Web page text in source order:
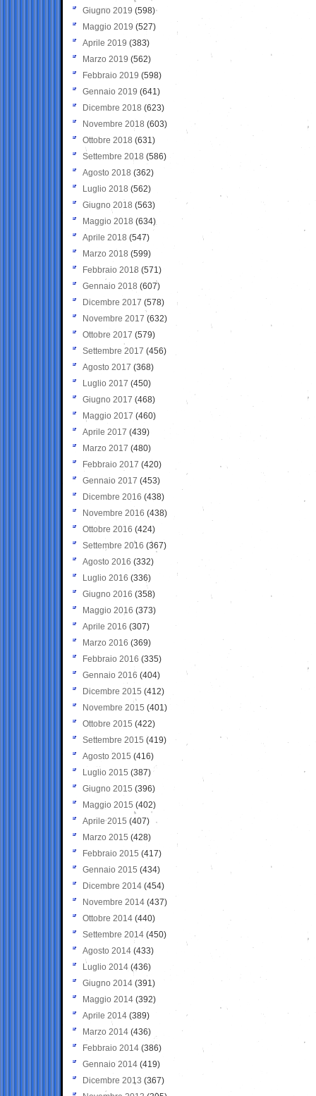
Giugno 2019 (598)
Maggio 2019 (527)
Aprile 2019 (383)
Marzo 2019 (562)
Febbraio 2019 (598)
Gennaio 2019 (641)
Dicembre 2018 (623)
Novembre 2018 (603)
Ottobre 2018 (631)
Settembre 2018 (586)
Agosto 2018 (362)
Luglio 2018 (562)
Giugno 2018 (563)
Maggio 2018 (634)
Aprile 2018 (547)
Marzo 2018 (599)
Febbraio 2018 (571)
Gennaio 2018 (607)
Dicembre 2017 (578)
Novembre 2017 (632)
Ottobre 2017 (579)
Settembre 2017 (456)
Agosto 2017 (368)
Luglio 2017 (450)
Giugno 2017 (468)
Maggio 2017 (460)
Aprile 2017 (439)
Marzo 2017 (480)
Febbraio 2017 (420)
Gennaio 2017 (453)
Dicembre 2016 (438)
Novembre 2016 (438)
Ottobre 2016 (424)
Settembre 2016 (367)
Agosto 2016 (332)
Luglio 2016 (336)
Giugno 2016 (358)
Maggio 2016 (373)
Aprile 2016 (307)
Marzo 2016 (369)
Febbraio 2016 (335)
Gennaio 2016 (404)
Dicembre 2015 (412)
Novembre 2015 (401)
Ottobre 2015 (422)
Settembre 2015 (419)
Agosto 2015 (416)
Luglio 2015 (387)
Giugno 2015 (396)
Maggio 2015 (402)
Aprile 2015 (407)
Marzo 2015 (428)
Febbraio 2015 (417)
Gennaio 2015 (434)
Dicembre 2014 (454)
Novembre 2014 (437)
Ottobre 2014 (440)
Settembre 2014 (450)
Agosto 2014 (433)
Luglio 2014 (436)
Giugno 2014 (391)
Maggio 2014 (392)
Aprile 2014 (389)
Marzo 2014 (436)
Febbraio 2014 (386)
Gennaio 2014 (419)
Dicembre 2013 (367)